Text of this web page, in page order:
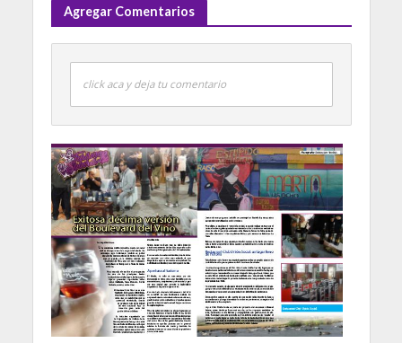
Agregar Comentarios
click aca y deja tu comentario